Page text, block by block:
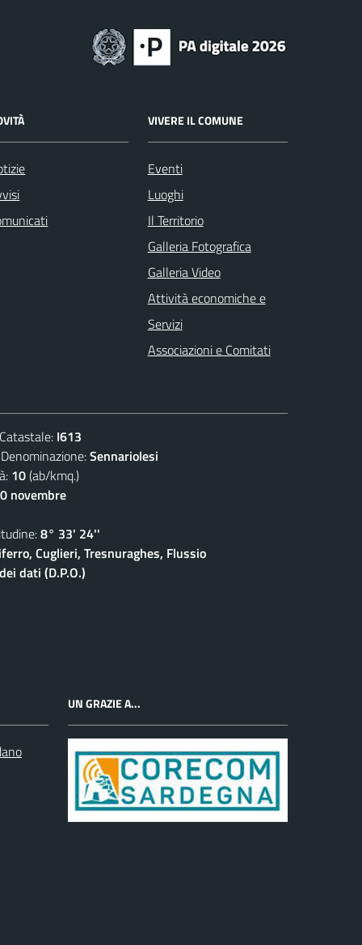
VIVERE IL COMUNE
Eventi
Luoghi
Il Territorio
Galleria Fotografica
Galleria Video
Attività economiche e
Servizi
Associazioni e Comitati
I613
Sennariolesi
10(ab/kmq.)
novembre
8° 33' 24''
Cuglieri, Tresnuraghes, Flussio
dati (D.P.O.)
UN GRAZIE A...